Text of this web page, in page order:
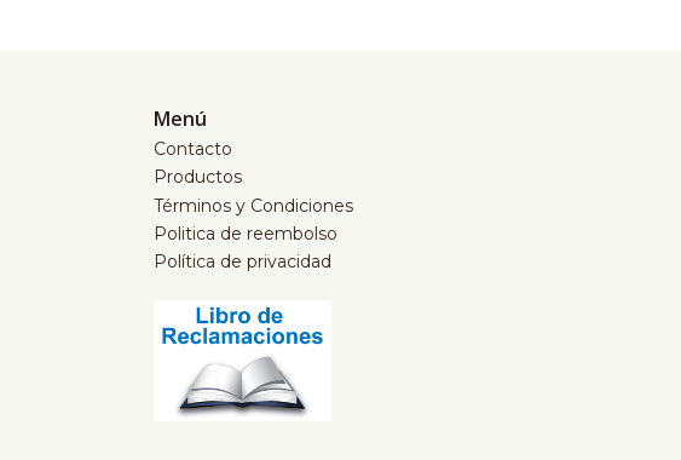
Menú
Contacto
Productos
Términos y Condiciones
Politica de reembolso
Política de privacidad